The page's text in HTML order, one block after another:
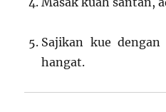
Sajikan kue
hangat.